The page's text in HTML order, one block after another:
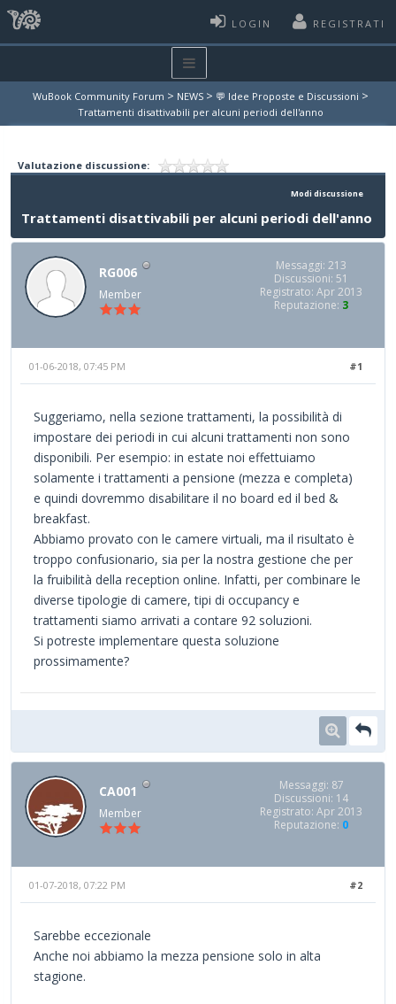
LOGIN REGISTRATI
WuBook Community Forum > NEWS > 💬 Idee Proposte e Discussioni >
Trattamenti disattivabili per alcuni periodi dell'anno
Valutazione discussione:
Modi discussione
Trattamenti disattivabili per alcuni periodi dell'anno
RG006
Member
Messaggi: 213
Discussioni: 51
Registrato: Apr 2013
Reputazione: 3
#1
01-06-2018, 07:45 PM
Suggeriamo, nella sezione trattamenti, la possibilità di
impostare dei periodi in cui alcuni trattamenti non sono
disponibili. Per esempio: in estate noi effettuiamo
solamente i trattamenti a pensione (mezza e completa)
e quindi dovremmo disabilitare il no board ed il bed &
breakfast.
Abbiamo provato con le camere virtuali, ma il risultato è
troppo confusionario, sia per la nostra gestione che per
la fruibilità della reception online. Infatti, per combinare le
diverse tipologie di camere, tipi di occupancy e
trattamenti siamo arrivati a contare 92 soluzioni.
Si potreste implementare questa soluzione
prossimamente?
CA001
Member
Messaggi: 87
Discussioni: 14
Registrato: Apr 2013
Reputazione: 0
#2
01-07-2018, 07:22 PM
Sarebbe eccezionale
Anche noi abbiamo la mezza pensione solo in alta
stagione.